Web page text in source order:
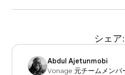
シェア:
Abdul Ajetunmobi
Vonage 元チームメンバ